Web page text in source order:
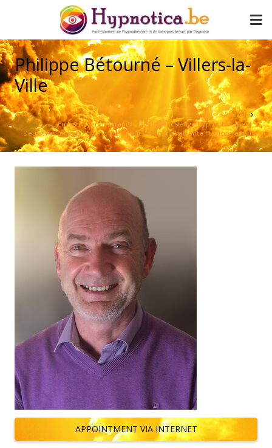
Philippe Bétourné – Villers-la-
Ville
Accueil
English Hypnotherapist – Nederlandstalige Hypnotherapeut –
Deutschsprachiger Hypnotherapeut – Hispanohablante Hipnoterapeuta
APPOINTMENT VIA INTERNET